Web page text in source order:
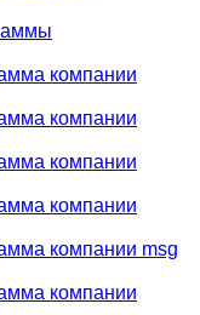
компании
компании
компании
компании
компании msg
компании